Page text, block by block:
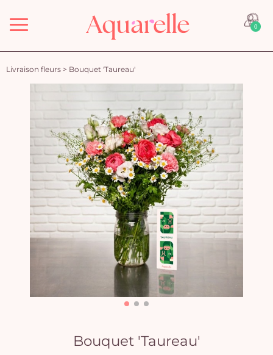
Menu 0
Livraison fleurs > Bouquet 'Taureau'
Bouquet 'Taureau'